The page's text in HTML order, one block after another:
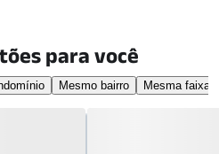
para você
Mesmo bairro Mesma faixa